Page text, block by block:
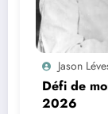
Jason
Défi de
2026